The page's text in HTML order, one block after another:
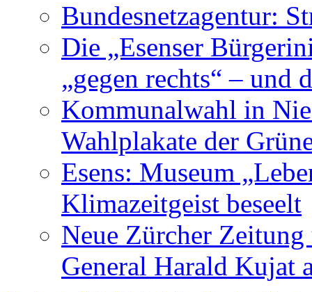
Bundesnetzagentur:
Die „Esenser
„gegen rechts“ – und
Kommunalwahl in
Wahlplakate der
Esens: Museum
Klimazeitgeist beseelt
Neue Zürcher
General Harald Kujat